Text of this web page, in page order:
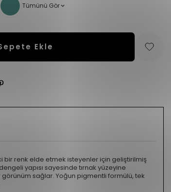
Tümünü Gör
Ekle
bir renk elde etmek isteyenler için geliştirilmiş
yapısı sayesinde tırnak yüzeyine
görünüm sağlar. Yoğun pigmentli formülü, tek